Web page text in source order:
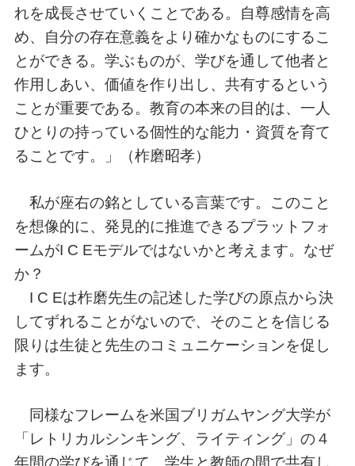
れを成長させていくことである。自尊感情を高
め、自分の存在意義をより確かなものにするこ
とができる。学ぶものが、学びを通して他者と
作用しあい、価値を作り出し、共有するという
ことが重要である。教育の本来の目的は、一人
ひとりの持っている個性的な能力・資質を育て
ることです。」（柞磨昭孝）
私が座右の銘としている言葉です。このこと
を想像的に、発見的に推進できるプラットフォ
ームがI C Eモデルではないかと考えます。なぜ
か？
I C Eは柞磨先生の記述した学びの原点から決
してずれることがないので、そのことを信じる
限りは生徒と先生のコミュニケーションを促し
ます。
同様なフレームを米国ブリガムヤング大学が
「レトリカルシンキング、ライティング」の４